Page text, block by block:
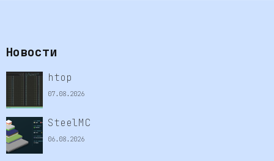
Новости
htop
07.08.2026
SteelMC
06.08.2026